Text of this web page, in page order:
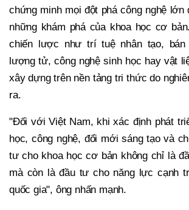
chứng minh mọi đột phá công nghệ lớn
những khám phá của khoa học cơ
chiến lược như trí tuệ nhân tạo, bán
lượng tử, công nghệ sinh học hay vật
xây dựng trên nền tảng tri thức do
ra.
"Đối với Việt Nam, khi xác định phát
học, công nghệ, đổi mới sáng tạo và
tư cho khoa học cơ bản không chỉ là
mà còn là đầu tư cho năng lực cạnh
quốc gia", ông nhấn mạnh.